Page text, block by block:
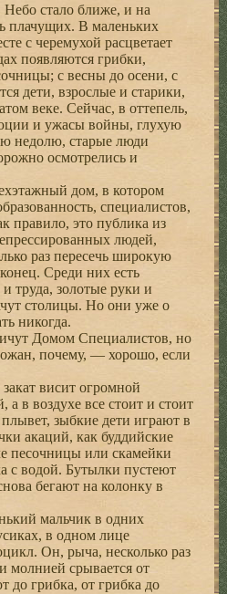
стало ближе, и на
плачущих. В маленьких
с черемухой расцветает
появляются грибки,
с весны до осени, с
дети, взрослые и старики,
веке. Сейчас, в оттепель,
и ужасы войны, глухую
недолю, старые люди
осмотрелись и
дом, в котором
специалистов,
правило, это публика из
людей,
раз пересечь широкую
Среди них есть
труда, золотые руки и
столицы. Но они уже о
никогда.
Домом Специалистов, но
почему, — хорошо, если
висит огромной
а в воздухе все стоит и стоит
зыбкие дети играют в
акаций, как буддийские
песочницы или скамейки
с водой. Бутылки пустеют
бегают на колонку в
мальчик в одних
в одном лице
Он, рыча, несколько раз
молнией срывается от
до грибка, от грибка до